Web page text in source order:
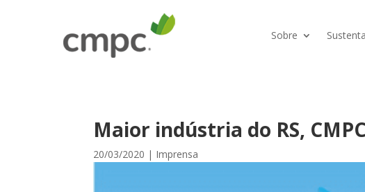
Sobre
Maior indústria do RS,
20/03/2020 | Imprensa